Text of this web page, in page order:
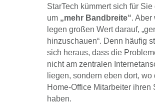
StarTech kümmert sich für Sie
um „mehr Bandbreite“. Aber
legen großen Wert darauf,
hinzuschauen“. Denn häufig
sich heraus, dass die
nicht am zentralen
liegen, sondern eben dort, wo
Home-Office Mitarbeiter ihren
haben.